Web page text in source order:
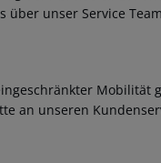
über unser Service
an unseren